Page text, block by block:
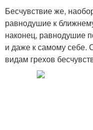
Бесчувствие же,
равнодушие к
наконец, равнодушие
и даже к самому себе.
видам грехов